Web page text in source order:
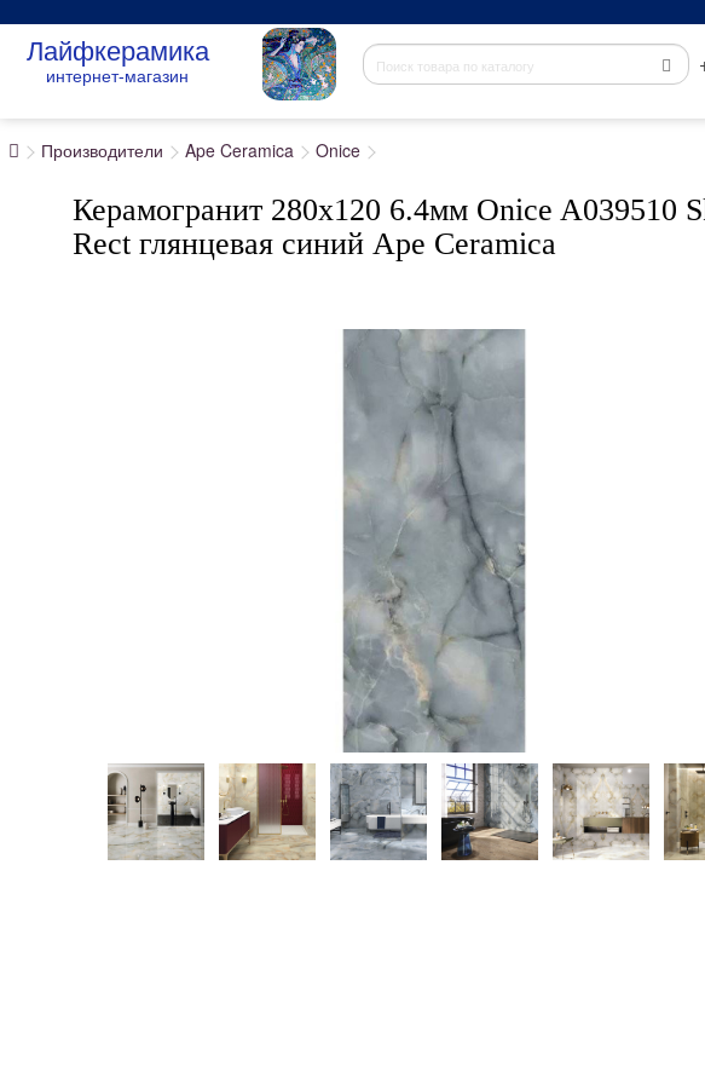
Лайфкерамика
интернет-магазин
Производители Ape Ceramica Onice
Керамогранит 280x120 6.4мм Onice A039510
Rect глянцевая синий Ape Ceramica